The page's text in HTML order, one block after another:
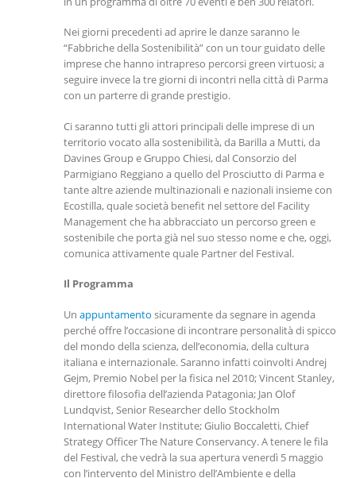
Nei giorni precedenti ad aprire le danze saranno le
“Fabbriche della Sostenibilità” con un tour guidato delle
imprese che hanno intrapreso percorsi green virtuosi; a
seguire invece la tre giorni di incontri nella città di Parma
con un parterre di grande prestigio.
Ci saranno tutti gli attori principali delle imprese di un
territorio vocato alla sostenibilità, da Barilla a Mutti, da
Davines Group e Gruppo Chiesi, dal Consorzio del
Parmigiano Reggiano a quello del Prosciutto di Parma e
tante altre aziende multinazionali e nazionali insieme con
Ecostilla, quale società benefit nel settore del Facility
Management che ha abbracciato un percorso green e
sostenibile che porta già nel suo stesso nome e che, oggi,
comunica attivamente quale Partner del Festival.
Il Programma
Un appuntamento sicuramente da segnare in agenda
perché offre l’occasione di incontrare personalità di spicco
del mondo della scienza, dell’economia, della cultura
italiana e internazionale. Saranno infatti coinvolti Andrej
Gejm, Premio Nobel per la fisica nel 2010; Vincent Stanley,
direttore filosofia dell’azienda Patagonia; Jan Olof
Lundqvist, Senior Researcher dello Stockholm
International Water Institute; Giulio Boccaletti, Chief
Strategy Officer The Nature Conservancy. A tenere le fila
del Festival, che vedrà la sua apertura venerdì 5 maggio
con l’intervento del Ministro dell’Ambiente e della